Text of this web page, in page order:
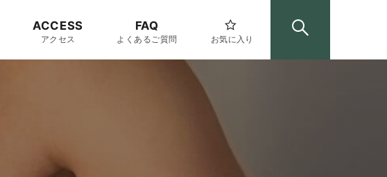
ACCESS
アクセス
FAQ
よくあるご質問 お気に入り